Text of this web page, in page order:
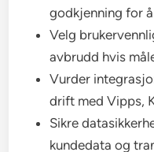
godkjenning for
Velg
avbrudd hvis
Vurder
drift med Vipps,
Sikre
kundedata og